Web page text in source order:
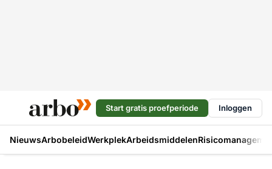
Start gratis proefperiode Inloggen
NieuwsArbobeleidWerkplekArbeidsmiddelen